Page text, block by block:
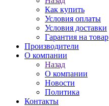
Как купить
Условия оплаты
Условия доставки
Гарантия на товар
Производители
О компании
Назад
О компании
Новости
Политика
Контакты